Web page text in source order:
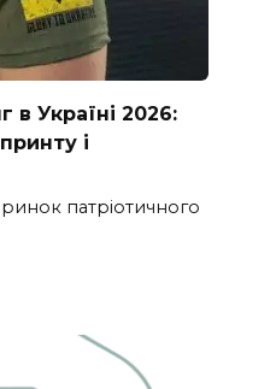
в Україні 2026:
і
патріотичного